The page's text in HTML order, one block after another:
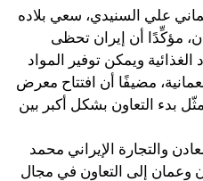
علي السنيدي، سعي بلاده
مؤكِّدًا أن إيران تحظى
ويمكن توفير المواد
مضيفًا أن افتتاح معرض
بدء التعاون بشكل أكبر بين
والتجارة الإيراني محمد
وعمان إلى التعاون في مجال